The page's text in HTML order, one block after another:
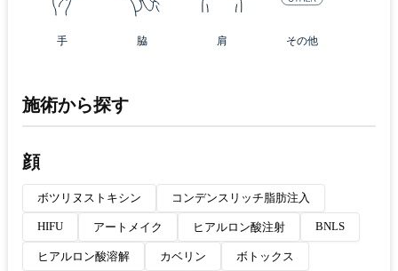
手 脇 肩 その他
施術から探す
顔
ボツリヌストキシン コンデンスリッチ脂肪注入
HIFU アートメイク ヒアルロン酸注射 BNLS
ヒアルロン酸溶解 カベリン ボトックス